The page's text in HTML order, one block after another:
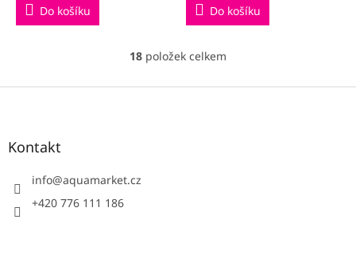
Do košíku Do košíku
O
l
18 položek celkem
Z
Kontakt
info@aquamarket.cz
+420 776 111 186